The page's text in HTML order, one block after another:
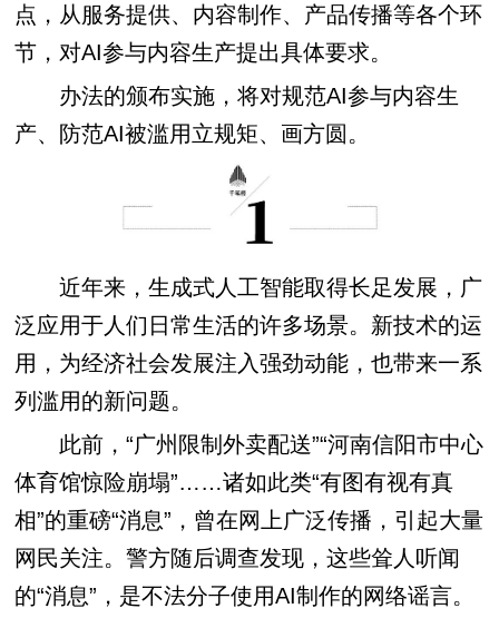
点，从服务提供、内容制作、产品传播等各个环
节，对AI参与内容生产提出具体要求。
办法的颁布实施，将对规范AI参与内容生
产、防范AI被滥用立规矩、画方圆。
近年来，生成式人工智能取得长足发展，广
泛应用于人们日常生活的许多场景。新技术的运
用，为经济社会发展注入强劲动能，也带来一系
列滥用的新问题。
此前，“广州限制外卖配送”“河南信阳市中心
体育馆惊险崩塌”……诸如此类“有图有视有真
相”的重磅“消息”，曾在网上广泛传播，引起大量
网民关注。警方随后调查发现，这些耸人听闻
的“消息”，是不法分子使用AI制作的网络谣言。